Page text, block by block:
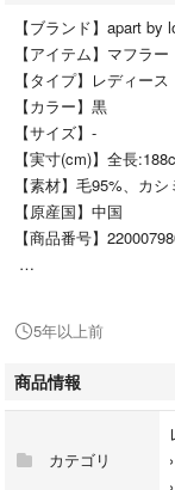
【ブランド】apart by
【アイテム】マフラー
【タイプ】レディース
【カラー】黒
【サイズ】-
【実寸(cm)】全長
【素材】毛95%、カ
【原産国】中国
【商品番号】
※商品は複数サイトで
すが、ずれが生じ欠
こちらの商品はラクマ
5年以上前
商品情報
カテゴリ
›